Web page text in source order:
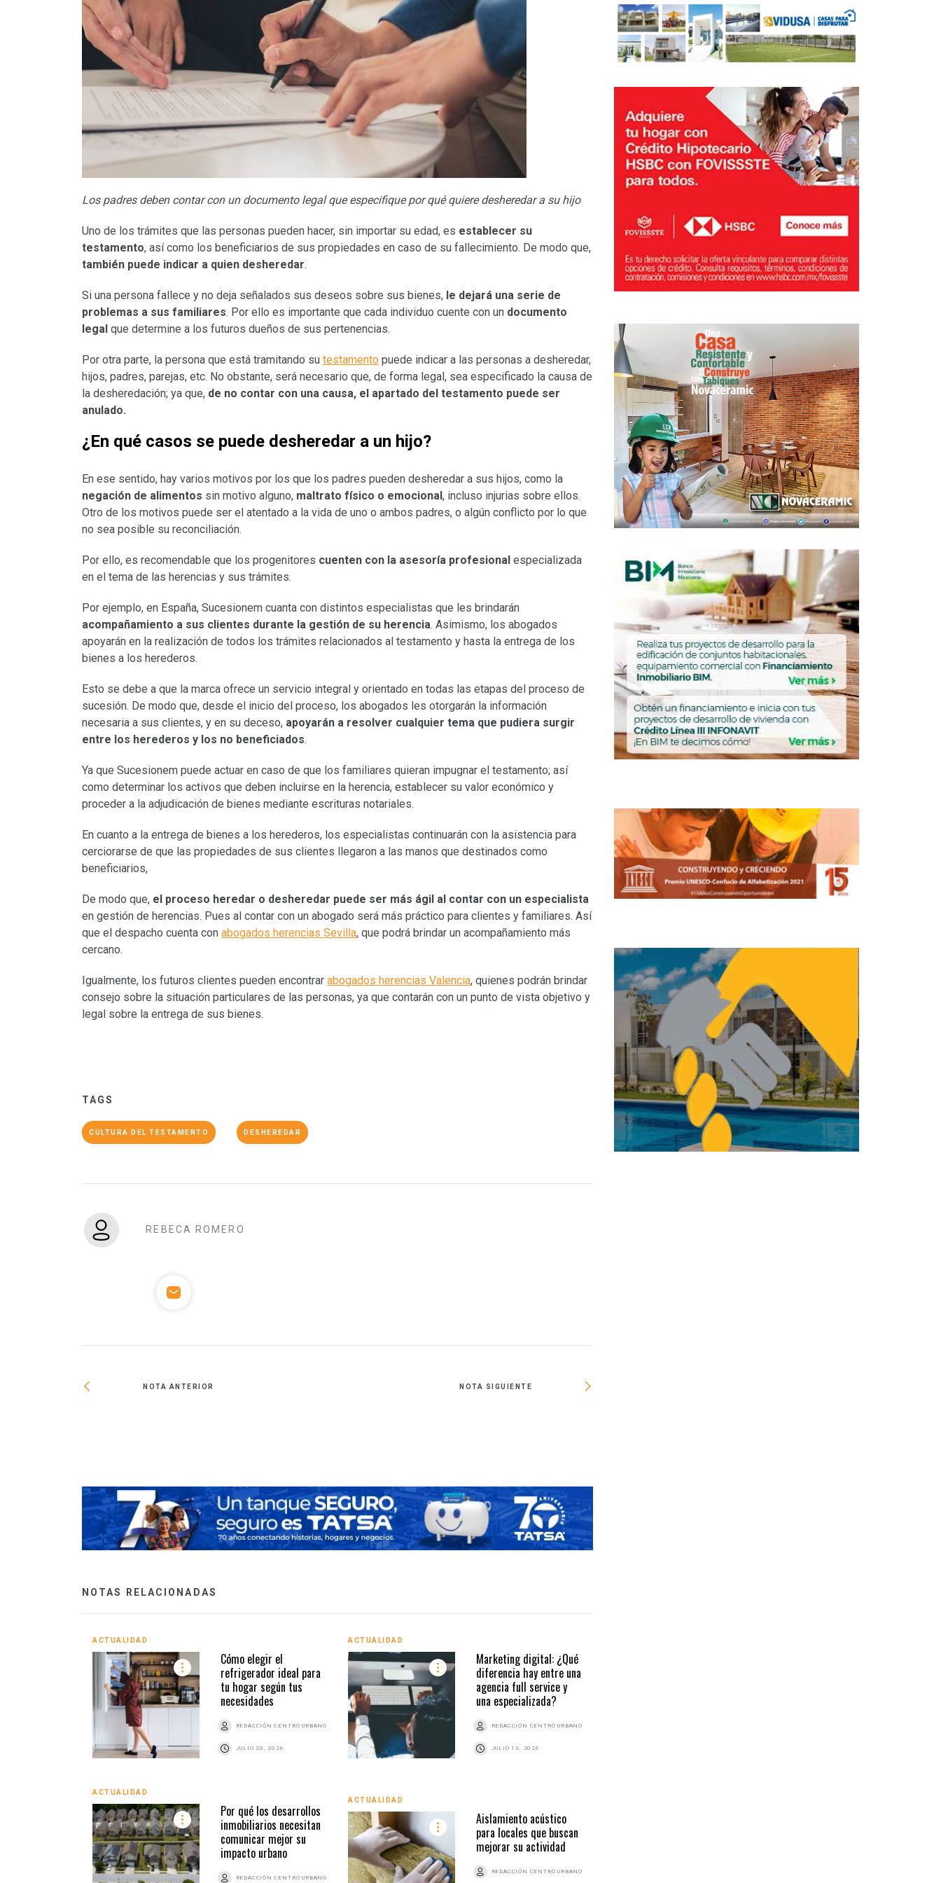
Los padres deben contar con un documento legal que especifique por qué quiere desheredar a su hijo
Uno de los trámites que las personas pueden hacer, sin importar su edad, es establecer su
testamento, así como los beneficiarios de sus propiedades en caso de su fallecimiento. De modo que,
también puede indicar a quien desheredar.
Si una persona fallece y no deja señalados sus deseos sobre sus bienes, le dejará una serie de
problemas a sus familiares. Por ello es importante que cada individuo cuente con un documento
legal que determine a los futuros dueños de sus pertenencias.
Por otra parte, la persona que está tramitando su testamento puede indicar a las personas a desheredar,
hijos, padres, parejas, etc. No obstante, será necesario que, de forma legal, sea especificado la causa de
la desheredación; ya que, de no contar con una causa, el apartado del testamento puede ser
anulado.
¿En qué casos se puede desheredar a un hijo?
En ese sentido, hay varios motivos por los que los padres pueden desheredar a sus hijos, como la
negación de alimentos sin motivo alguno, maltrato físico o emocional , incluso injurias sobre ellos.
Otro de los motivos puede ser el atentado a la vida de uno o ambos padres, o algún conflicto por lo que
no sea posible su reconciliación.
Por ello, es recomendable que los progenitores cuenten con la asesoría profesional especializada
en el tema de las herencias y sus trámites.
Por ejemplo, en España, Sucesionem cuanta con distintos especialistas que les brindarán
acompañamiento a sus clientes durante la gestión de su herencia. Asimismo, los abogados
apoyarán en la realización de todos los trámites relacionados al testamento y hasta la entrega de los
bienes a los herederos.
Esto se debe a que la marca ofrece un servicio integral y orientado en todas las etapas del proceso de
sucesión. De modo que, desde el inicio del proceso, los abogados les otorgarán la información
necesaria a sus clientes, y en su deceso, apoyarán a resolver cualquier tema que pudiera surgir
entre los herederos y los no beneficiados.
Ya que Sucesionem puede actuar en caso de que los familiares quieran impugnar el testamento; así
como determinar los activos que deben incluirse en la herencia, establecer su valor económico y
proceder a la adjudicación de bienes mediante escrituras notariales.
En cuanto a la entrega de bienes a los herederos, los especialistas continuarán con la asistencia para
cerciorarse de que las propiedades de sus clientes llegaron a las manos que destinados como
beneficiarios,
De modo que, el proceso heredar o desheredar puede ser más ágil al contar con un especialista
en gestión de herencias. Pues al contar con un abogado será más práctico para clientes y familiares. Así
que el despacho cuenta con abogados herencias Sevilla, que podrá brindar un acompañamiento más
cercano.
Igualmente, los futuros clientes pueden encontrar abogados herencias Valencia, quienes podrán brindar
consejo sobre la situación particulares de las personas, ya que contarán con un punto de vista objetivo y
legal sobre la entrega de sus bienes.
TAGS
CULTURA DEL TESTAMENTO DESHEREDAR
REBECA ROMERO
NOTA ANTERIOR NOTA SIGUIENTE
NOTAS RELACIONADAS
ACTUALIDAD
Cómo elegir el
refrigerador ideal para
tu hogar según tus
necesidades
REDACCIÓN CENTRO URBANO
JULIO 20, 2026
ACTUALIDAD
Marketing digital: ¿Qué
diferencia hay entre una
agencia full service y
una especializada?
REDACCIÓN CENTRO URBANO
JULIO 13, 2026
ACTUALIDAD
Por qué los desarrollos
inmobiliarios necesitan
comunicar mejor su
impacto urbano
REDACCIÓN CENTRO URBANO
ACTUALIDAD
Aislamiento acústico
para locales que buscan
mejorar su actividad
REDACCIÓN CENTRO URBANO